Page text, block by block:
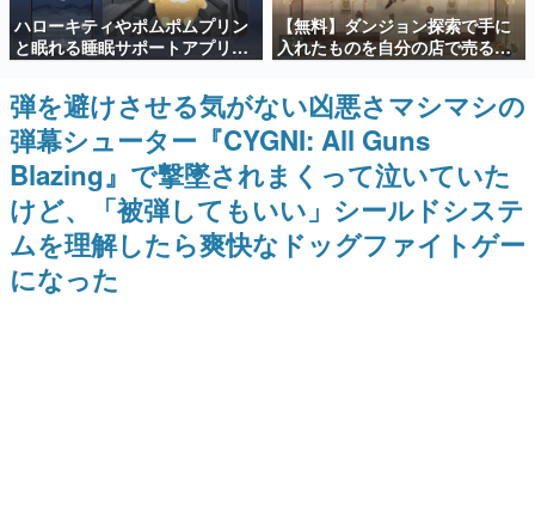
新世代に訊く
これからのデジタルゲーム市場を担う若きクリエイター達
の姿を追い、彼らのルーツと情熱を探っていきます。
ゲーム世代の作家たち
ゲームに多大な影響を受けた作家さんに取材し、ゲームが
日本のコンテンツ産業やカルチャーに与えた影響を探る企
画です。
日本モバイルゲーム産業史
日本のモバイルゲーム史における主要なトピック・タイト
ルを網羅するほか、開発者へのインタビューや識者による
解説を掲載。約20年の歴史が一望できる決定版！
ハローキティやポムポムプリン
と眠れる睡眠サポートアプリ
『ゆめたび』が配信中。キャラ
ごとのASMRや目覚ましアラー
ムも搭載
【無料】ダンジョン探索で手に
入れたものを自分の店で売るゲ
ーム『Moonlighter』がSteam
にて無料配布中！続編
『Moonlighter 2』の9月2日正
式リリースを記念したキャンペ
ーン
弾を避けさせる気がない凶悪さマシマシの
弾幕シューター『CYGNI: All Guns
Blazing』で撃墜されまくって泣いていた
けど、「被弾してもいい」シールドシステ
ムを理解したら爽快なドッグファイトゲー
になった